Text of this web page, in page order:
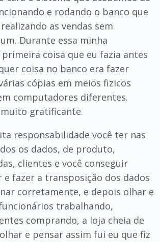
e rodando o banco que
as vendas sem
Durante essa minha
coisa que eu fazia antes
coisa no banco era fazer
cópias em meios fizicos
computadores diferentes.
gratificante.
responsabilidade você ter nas
os dados, de produto,
clientes e você conseguir
fazer a transposição dos dados
corretamente, e depois olhar e
trabalhando,
comprando, a loja cheia de
e pensar assim fui eu que fiz